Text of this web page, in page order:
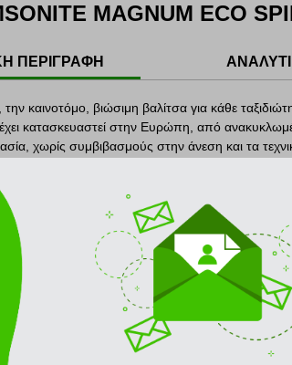
MAGNUM ECO
ΠΕΡΙΓΡΑΦΗ
καινοτόμο, βιώσιμη βαλίτσα για κάθε
κατασκευαστεί στην Ευρώπη, από
χωρίς συμβιβασμούς στην άνεση και τα
μοναδικά τη βιωσιμότητα, την ασφάλεια, την
διάθεσή σας για το επόμενο ταξίδι σας!
βαλίτσα της Samsonite που κατασκευάζεται
τεχνολογίας Recyclex. Για παράδειγμα, 1
και 14 πλαστικών μπουκαλιών PET.
1910 και είναι κορυφαία παγκοσμίως στον
λύσεις.
ανακαλύψεις της, την ανάπτυξη και την
ΠΡΟΒΟΛΗ ΟΛΗΣ ΤΗΣ